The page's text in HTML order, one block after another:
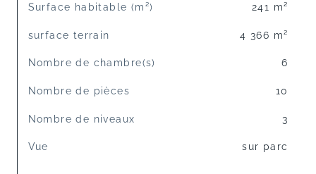
Surface habitable (m²) 241 m²
surface terrain 4 366 m²
Nombre de chambre(s) 6
Nombre de pièces 10
Nombre de niveaux 3
Vue sur parc